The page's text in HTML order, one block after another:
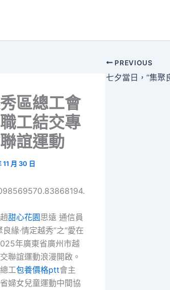
區總工會
工結交專
誼運動
11 月 30 日
甜心花園思遠 通信員
緣·情定越秀”之“愛在
年廣東省廣州市越
聯誼運動浪漫開啟。
工包養價格ptt會主
婦女兒童運動中間協
PREVIOUS